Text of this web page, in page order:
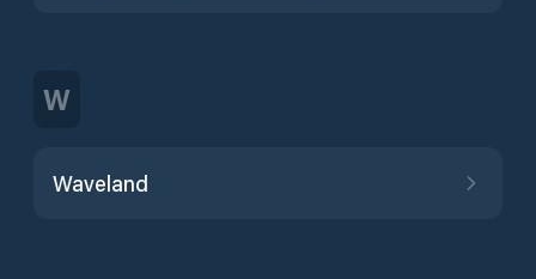
W
Waveland